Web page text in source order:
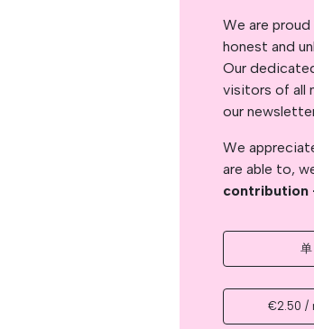
We are
honest and
Our
visitors of all
our
We
are able to,
contribution
单
€2.50 /